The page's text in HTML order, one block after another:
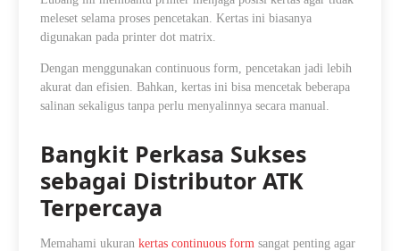
meleset selama proses pencetakan. Kertas ini biasanya
digunakan pada printer dot matrix.
Dengan menggunakan continuous form, pencetakan jadi lebih
akurat dan efisien. Bahkan, kertas ini bisa mencetak beberapa
salinan sekaligus tanpa perlu menyalinnya secara manual.
Bangkit Perkasa Sukses
sebagai Distributor ATK
Terpercaya
Memahami ukurankertas continuous form sangat penting agar